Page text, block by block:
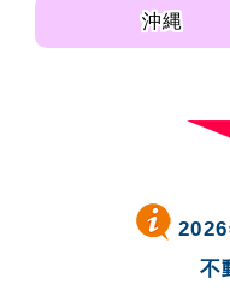
沖縄
不